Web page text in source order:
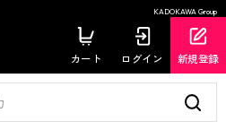
KADOKAWA Group
カート ログイン 新規登録